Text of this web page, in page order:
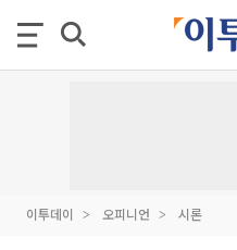
이투데이 오피니언 시론